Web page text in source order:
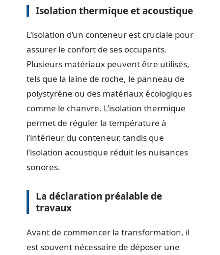
Isolation thermique et acoustique
L’isolation d’un conteneur est cruciale pour
assurer le confort de ses occupants.
Plusieurs matériaux peuvent être utilisés,
tels que la laine de roche, le panneau de
polystyrène ou des matériaux écologiques
comme le chanvre. L’isolation thermique
permet de réguler la température à
l’intérieur du conteneur, tandis que
l’isolation acoustique réduit les nuisances
sonores.
La déclaration préalable de
travaux
Avant de commencer la transformation, il
est souvent nécessaire de déposer une